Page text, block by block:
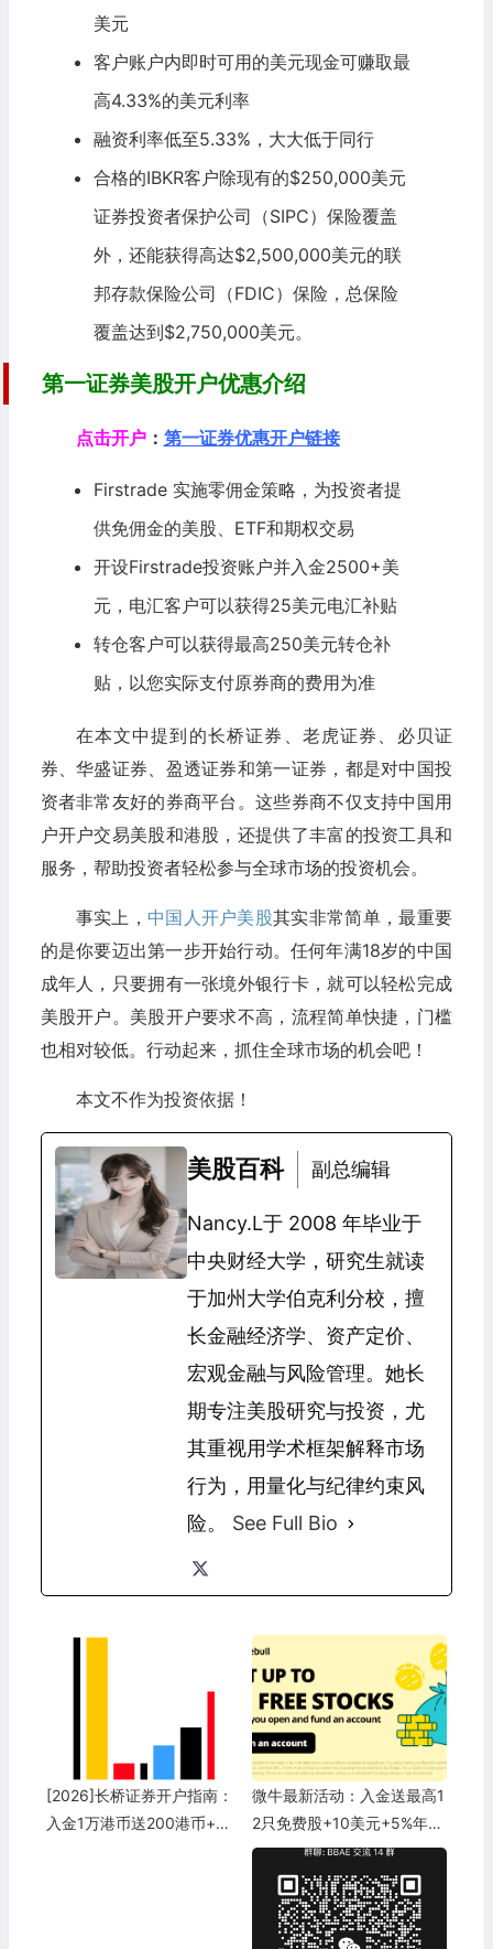
美元
客户账户内即时可用的美元现金可赚取最
高4.33%的美元利率
融资利率低至5.33%，大大低于同行
合格的IBKR客户除现有的$250,000美元
证券投资者保护公司（SIPC）保险覆盖
外，还能获得高达$2,500,000美元的联
邦存款保险公司 （FDIC）保险，总保险
覆盖达到$2,750,000美元。
第一证券美股开户优惠介绍
点击开户： 第一证券优惠开户链接
Firstrade 实施零佣金策略，为投资者提
供免佣金的美股、ETF和期权交易
开设Firstrade投资账户并入金2500+美
元，电汇客户可以获得25美元电汇补贴
转仓客户可以获得最高250美元转仓补
贴，以您实际支付原券商的费用为准
在本文中提到的长桥证券、老虎证券、必贝证
券、华盛证券、盈透证券和第一证券，都是对中国投
资者非常友好的券商平台。这些券商不仅支持中国用
户开户交易美股和港股，还提供了丰富的投资工具和
服务，帮助投资者轻松参与全球市场的投资机会。
事实上， 中国人开户美股其实非常简单，最重要
的是你要迈出第一步开始行动。任何年满18岁的中国
成年人，只要拥有一张境外银行卡，就可以轻松完成
美股开户。美股开户要求不高，流程简单快捷，门槛
也相对较低。行动起来，抓住全球市场的机会吧！
本文不作为投资依据！
美股百科 副总编辑
Nancy.L于 2008 年毕业于
中央财经大学，研究生就读
于加州大学伯克利分校，擅
长金融经济学、资产定价、
宏观金融与风险管理。她长
期专注美股研究与投资，尤
其重视用学术框架解释市场
行为，用量化与纪律约束风
险。 See Full Bio
[2026]长桥证券开户指南：
入金1万港币送200港币+终
微牛最新活动：入金送最高1
2只免费股+10美元+5%年化
收益现金管理